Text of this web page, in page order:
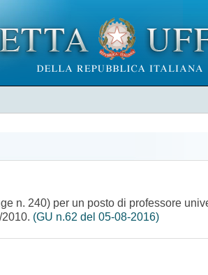
n. 240) per un posto di professore
(GU n.62 del 05-08-2016)